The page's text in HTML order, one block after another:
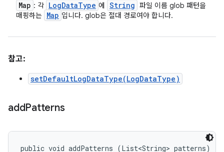
Map : 각 LogDataType 에 String 파일 이름 glob 패턴을
매핑하는 Map 입니다. glob은 절대 경로여야 합니다.
참고:
setDefaultLogDataType(LogDataType)
addPatterns
public void addPatterns (List<String> patterns)